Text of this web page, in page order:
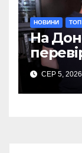
НОВИНИ ТОП
На
споруд
СЕР 5, 2026